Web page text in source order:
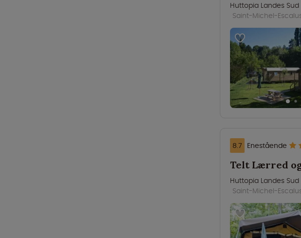
Huttopia Landes Sud
Saint-Michel-
8.7 Enestående
Telt Lærred
Huttopia Landes Sud
Saint-Michel-